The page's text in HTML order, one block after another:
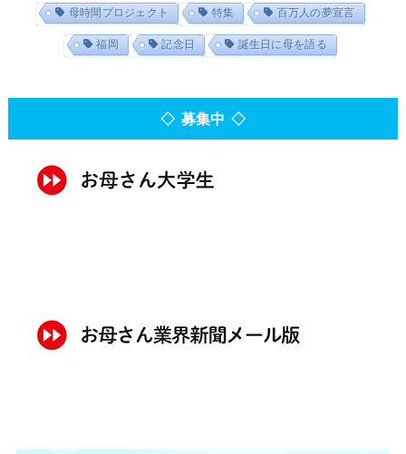
母時間プロジェクト 特集 百万人の夢宣言
福岡 記念日 誕生日に母を語る
◇ 募集中 ◇